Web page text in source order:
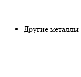
Другие металлы